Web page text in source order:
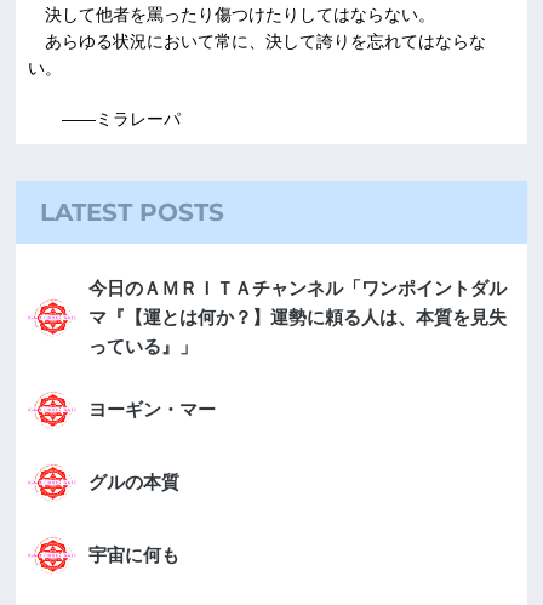
決して他者を罵ったり傷つけたりしてはならない。
あらゆる状況において常に、決して誇りを忘れてはならな
い。
――ミラレーパ
LATEST POSTS
今日のＡＭＲＩＴＡチャンネル「ワンポイントダル
マ『【運とは何か？】運勢に頼る人は、本質を見失
っている』」
ヨーギン・マー
グルの本質
宇宙に何も